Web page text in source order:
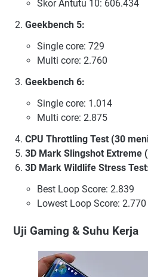
Skor Antutu 10: 606.434
Geekbench 5:
Single core: 729
Multi core: 2.760
Geekbench 6:
Single core: 1.014
Multi core: 2.875
CPU Throttling Test (30
3D Mark Slingshot Extreme
3D Mark Wildlife Stress
Best Loop Score: 2.839
Lowest Loop Score: 2.770
Uji Gaming & Suhu Kerja